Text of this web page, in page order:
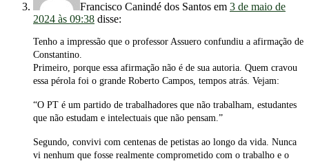
Francisco Canindé dos Santos em 3 de maio de
2024 às 09:38 disse:
Tenho a impressão que o professor Assuero confundiu a afirmação de
Constantino.
Primeiro, porque essa afirmação não é de sua autoria. Quem cravou
essa pérola foi o grande Roberto Campos, tempos atrás. Vejam:
“O PT é um partido de trabalhadores que não trabalham, estudantes
que não estudam e intelectuais que não pensam.”
Segundo, convivi com centenas de petistas ao longo da vida. Nunca
vi nenhum que fosse realmente comprometido com o trabalho e o